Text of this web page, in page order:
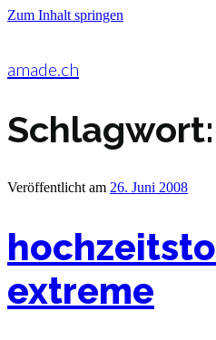
Zum Inhalt springen
amade.ch
Schlagwort:
Veröffentlicht am 26. Juni 2008
extreme